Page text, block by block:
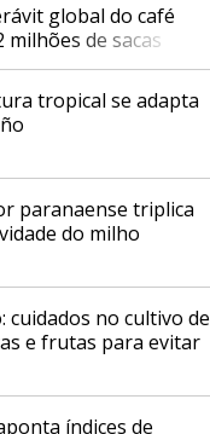
global do café
milhões de sacas
tropical se adapta
paranaense triplica
do milho
cuidados no cultivo de
e frutas para evitar
índices de